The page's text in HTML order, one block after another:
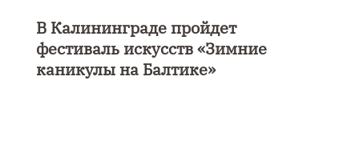
В Калининграде пройдет
фестиваль искусств «Зимние
каникулы на Балтике»